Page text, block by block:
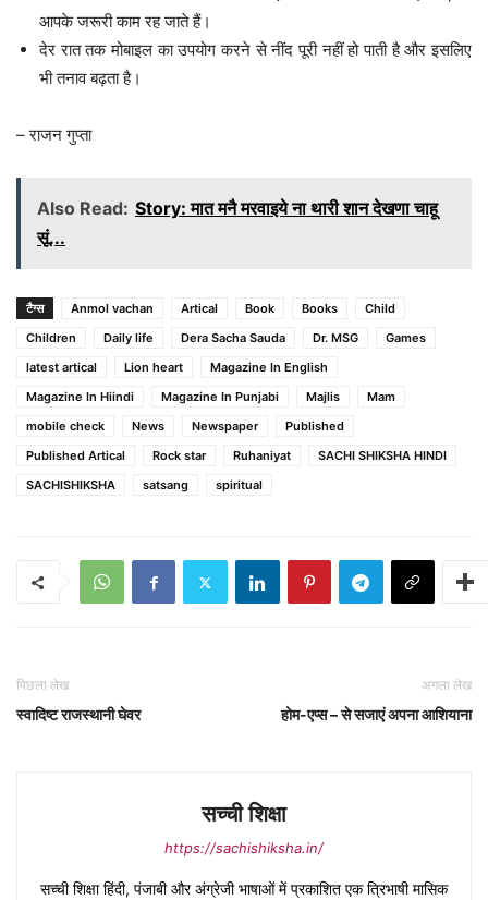
आपके जरूरी काम रह जाते हैं।
देर रात तक मोबाइल का उपयोग करने से नींद पूरी नहीं हो पाती है और इसलिए
भी तनाव बढ़ता है।
– राजन गुप्ता
Also Read: Story: मात मनै मरवाइये ना थारी शान देखणा चाहू
सूं...
टैग्स Anmol vachan Artical Book Books
Child
Children
Daily life Dera Sacha Sauda Dr. MSG
Games
latest artical
Lion heart
Magazine In English
Magazine In Hiindi
Magazine In Punjabi Majlis
Mam
mobile check
News Newspaper
Published
Published Artical
Rock star Ruhaniyat
SACHI SHIKSHA HINDI
SACHISHIKSHA
satsang spiritual
पिछला लेख
स्वादिष्ट राजस्थानी घेवर
अगला लेख
होम-एप्स – से सजाएं अपना आशियाना
सच्ची शिक्षा
https://sachishiksha.in/
सच्ची शिक्षा हिंदी, पंजाबी और अंग्रेजी भाषाओं में प्रकाशित एक त्रिभाषी मासिक